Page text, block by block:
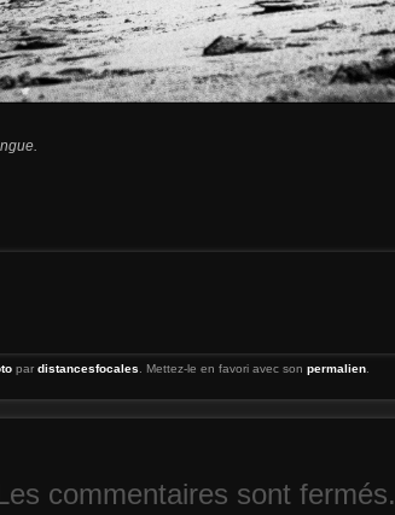
par distancesfocales. Mettez-le en favori avec son permalien.
commentaires sont fermés.